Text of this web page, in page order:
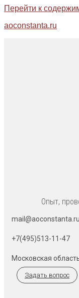
Перейти к
aoconstanta.ru
Опыт,
mail@aoconstanta.ru
+7(495)513-11-47
Московская
Задать вопрос